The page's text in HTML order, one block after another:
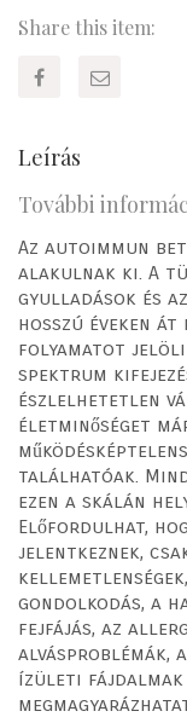
mennyiség
Share this item:
Leírás
További
Az autoimmun
alakulnak ki. A
gyulladások és
hosszú éveken
folyamatot jelöli
spektrum
észlelhetetlen
életminőséget
találhatóak.
ezen a skálán
Előfordulhat,
jelentkeznek,
gondolkodás, a
fejfájás, az
alvásproblémák,
ízületi fájdalmak